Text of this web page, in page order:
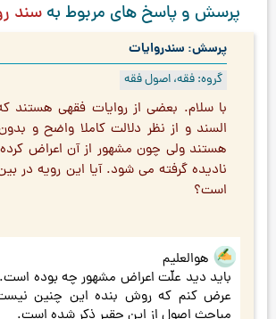
پرسش و پاسخ های مربوط به سند
پرسش: سندروایات
گروه: فقه، اصول فقه
با سلام. بعضی از روایات فقهی هستند
السند و از نظر دلالت کاملا واضح و
هستند ولی چون مشهور از آن اعراض
نادیده گرفته می شود. آیا این رویه در
است؟
هوالعلیم
باید دید علّت اعراض مشهور چه بوده است.
عرض کنم که روش بنده این چنین